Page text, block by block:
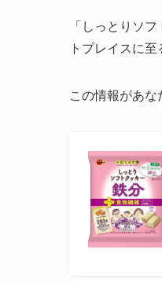
「しっとりソ
トプレイスに
この情報があな